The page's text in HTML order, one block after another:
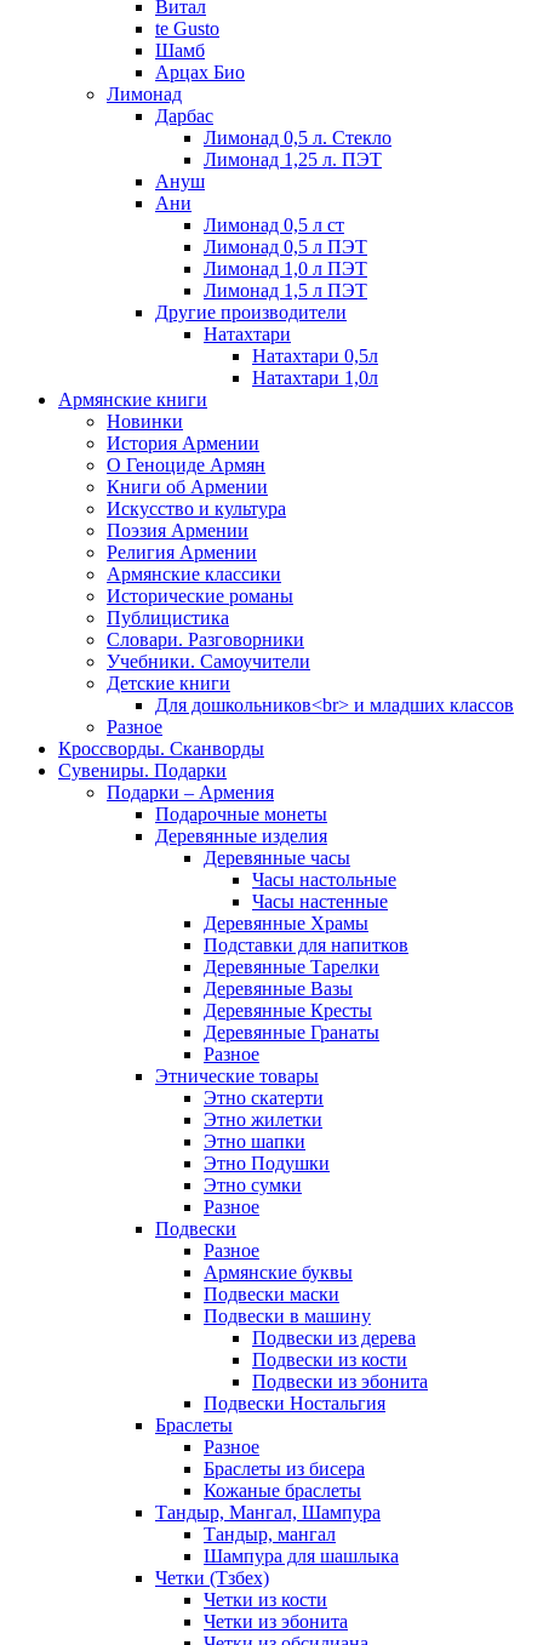
Витал
te Gusto
Шамб
Арцах Био
Лимонад
Дарбас
Лимонад 0,5 л. Стекло
Лимонад 1,25 л. ПЭТ
Ануш
Ани
Лимонад 0,5 л ст
Лимонад 0,5 л ПЭТ
Лимонад 1,0 л ПЭТ
Лимонад 1,5 л ПЭТ
Другие производители
Натахтари
Натахтари 0,5л
Натахтари 1,0л
Армянские книги
Новинки
История Армении
О Геноциде Армян
Книги об Армении
Иcкусство и культура
Поэзия Армении
Религия Армении
Армянские классики
Исторические романы
Публицистика
Словари. Разговорники
Учебники. Самоучители
Детские книги
Для дошкольников<br> и младших классов
Разное
Кроссворды. Сканворды
Сувениры. Подарки
Подарки – Армения
Подарочные монеты
Деревянные изделия
Деревянные часы
Часы настольные
Часы настенные
Деревянные Храмы
Подставки для напитков
Деревянные Тарелки
Деревянные Вазы
Деревянные Кресты
Деревянные Гранаты
Разное
Этнические товары
Этно скатерти
Этно жилетки
Этно шапки
Этно Подушки
Этно сумки
Разное
Подвески
Разное
Армянские буквы
Подвески маски
Подвески в машину
Подвески из дерева
Подвески из кости
Подвески из эбонита
Подвески Ностальгия
Браслеты
Разное
Браслеты из бисера
Кожаные браслеты
Тандыр, Мангал, Шампура
Тандыр, мангал
Шампура для шашлыка
Четки (Тзбех)
Четки из кости
Четки из эбонита